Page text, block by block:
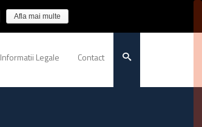
Informatii Legale Contact
Afla mai multe